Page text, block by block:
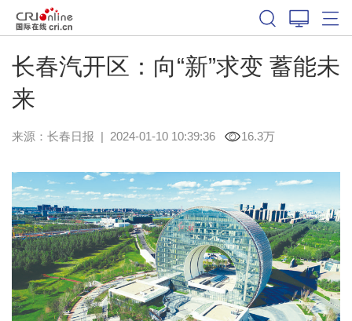
长春汽开区：向“新”求变 蓄能未
来
来源： 长春日报 | 2024-01-10 10:39:36 16.3万